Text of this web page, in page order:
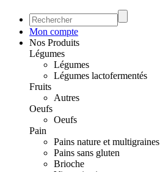
Mon compte
Nos Produits
Légumes
Légumes
Légumes lactofermentés
Fruits
Autres
Oeufs
Oeufs
Pain
Pains nature et multigraines
Pains sans gluten
Brioche